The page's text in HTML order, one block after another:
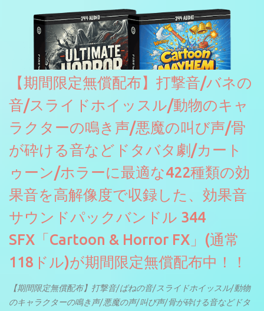
【期間限定無償配布】打撃音/バネの
音/スライドホイッスル/動物のキャ
ラクターの鳴き声/悪魔の叫び声/骨
が砕ける音などドタバタ劇/カート
ゥーン/ホラーに最適な422種類の効
果音を高解像度で収録した、効果音
サウンドパックバンドル 344
SFX「Cartoon & Horror FX」(通常
118ドル)が期間限定無償配布中！！
【期間限定無償配布】打撃音/ばねの音/スライドホイッスル/動物
のキャラクターの鳴き声/悪魔の声/叫び声/骨が砕ける音などドタ